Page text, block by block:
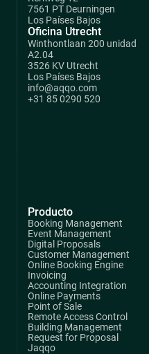
7561 PT Deurningen
Los Países Bajos
Oficina Utrecht
Winthontlaan 200 unidad
A2.04
3526 KV Utrecht
Los Países Bajos
info@aqqo.com
+31 85 0290 520
Producto
Booking Management
Event Management
Digital Proposals
Customer Management
Online Booking Engine
Invoicing
Accounting Integration
Online Payments
Point of Sale
Remote Access Control
Building Management
Request for Proposal
Jaqqo